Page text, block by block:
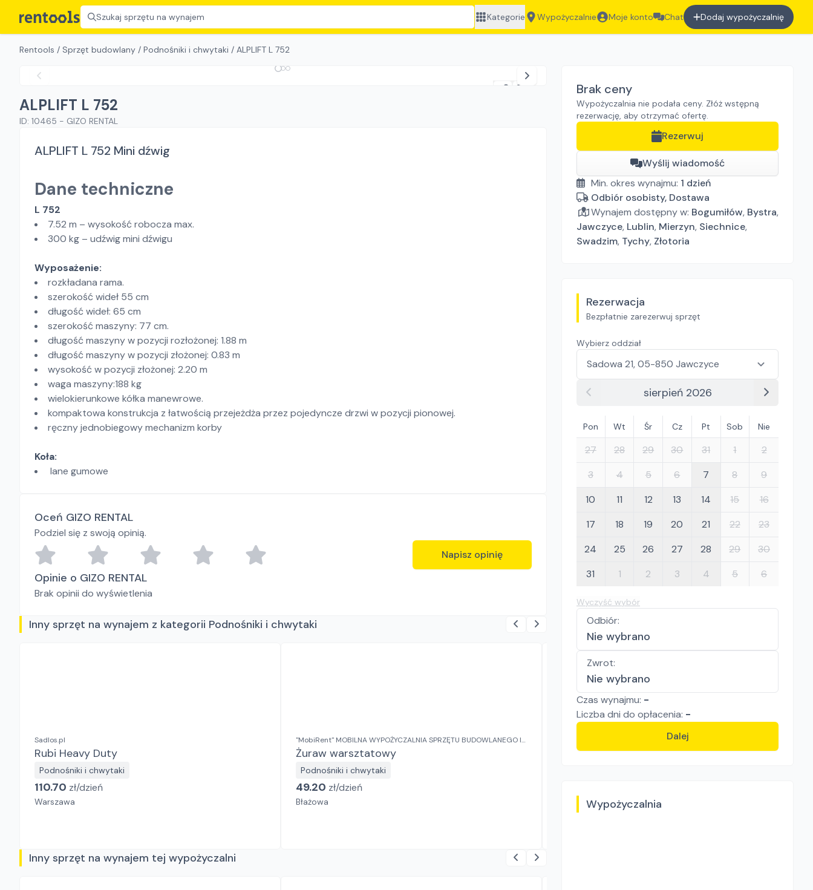
Szukaj sprzętu na wynajem Kategorie Wypożyczalnie Moje konto Chat Dodaj wypożyczalnię
Rentools / Sprzęt budowlany / Podnośniki i chwytaki / ALPLIFT L 752
ALPLIFT L 752
ID: 10465 - GIZO RENTAL
Brak ceny
Wypożyczalnia nie podała ceny. Złóż wstępną
rezerwację, aby otrzymać ofertę.
Rezerwuj
Wyślij wiadomość
Min. okres wynajmu: 1 dzień
Odbiór osobisty, Dostawa
Wynajem dostępny w: Bogumiłów, Bystra,
Jawczyce, Lublin, Mierzyn, Siechnice,
Swadzim, Tychy, Złotoria
Rezerwacja
Bezpłatnie zarezerwuj sprzęt
Wybierz oddział
sierpień 2026
Pon Wt Śr Cz Pt Sob Nie
27 28 29 30 31 1
2
3
4 5 6 7 8
9
10
11 12 13 14 15
16
17
18 19 20 21 22
23
24
25 26 27 28 29
30
31
1 2 3 4 5 6
Wyczyść wybór
Odbiór:
Nie wybrano
Zwrot:
Nie wybrano
Czas wynajmu: -
Liczba dni do opłacenia: -
Dalej
Wypożyczalnia
ALPLIFT L 752 Mini dźwig
Dane techniczne
L 752
7.52 m – wysokość robocza max.
300 kg – udźwig mini dźwigu
Wyposażenie:
rozkładana rama.
szerokość wideł 55 cm
długość wideł: 65 cm
szerokość maszyny: 77 cm.
długość maszyny w pozycji rozłożonej: 1.88 m
długość maszyny w pozycji złożonej: 0.83 m
wysokość w pozycji złożonej: 2.20 m
waga maszyny:188 kg
wielokierunkowe kółka manewrowe.
kompaktowa konstrukcja z łatwością przejeżdża przez pojedyncze drzwi w pozycji pionowej.
ręczny jednobiegowy mechanizm korby
Koła:
lane gumowe
Oceń GIZO RENTAL
Podziel się z swoją opinią.
Napisz opinię
Opinie o GIZO RENTAL
Brak opinii do wyświetlenia
Inny sprzęt na wynajem z kategorii Podnośniki i chwytaki
Sadlos.pl
Rubi Heavy Duty
Podnośniki i chwytaki
110.70 zł/dzień
Warszawa
"MobiRent" MOBILNA WYPOŻYCZALNIA SPRZĘTU BUDOWLANEGO I
OGRODOWEGO Jaroslaw Rybka
Żuraw warsztatowy
Podnośniki i chwytaki
49.20 zł/dzień
Błażowa
"WŁODEK" Wypożyczalnia Sprzętu Budowlanego i Ogrodniczego
Podnośnik do płyt G-K
Dostępność aktualizowana na żywo
Niepołomice
Inny sprzęt na wynajem tej wypożyczalni